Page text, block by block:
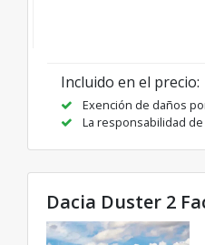
Incluido en el precio:
Exención de daños
La responsabilidad de
Dacia Duster 2